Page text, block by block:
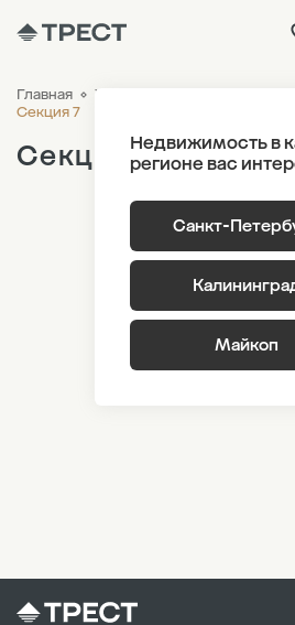
Недвижимость в
регионе вас
Санкт-
Майкоп
Главная ЖК «Наука»
Секция 7
Секция 7